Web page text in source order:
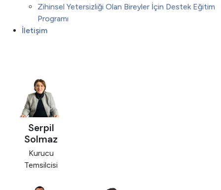
Zihinsel Yetersizliği Olan Bireyler İçin Destek Eğitim
Programı
İletişim
Serpil
Solmaz
Kurucu
Temsilcisi